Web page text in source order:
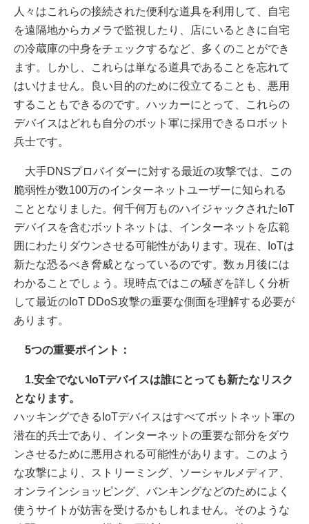
人々はこれらの接続された便利な道具を利用して、自宅
を遠隔地からカメラで監視したり、店にいるときに自宅
の冷蔵庫の中身をチェックするなど、多くのことができ
ます。しかし、これらは単なる道具であることを忘れて
はいけません。良い目的のために役立てることも、悪用
することもできるのです。ハッカーにとって、これらの
デバイスはどれも自分のボット軍に採用できるロボット
兵士です。
大手DNSプロバイダーに対する最近の攻撃では、この
脆弱性が数100万のインターネットユーザーに知られる
こととなりました。何千何万ものハイジャックされたIoT
デバイスを含むボットネットは、インターネットを広範
囲にわたりダウンさせる可能性があります。現在、IoTは
新たな恐るべき脅威となっているのです。数ヵ月後には
わかることでしょう。現時点ではこの騒ぎを詳しく分析
して最近のIoT DDoS攻撃の重要な側面を理解する必要が
あります。
5つの重要ポイント：
1.安全でないIoTデバイスは誰にとっても新たなリスク
となります。
ハッキングできるIoTデバイスはすべてボットネット軍の
潜在的兵士であり、インターネットの重要な部分をダウ
ンさせるために悪用される可能性があります。このよう
な攻撃により、ストリーミング、ソーシャルメディア、
オンラインショッピング、バンキングなどのためによく
使うサイトが妨害を受けるかもしれません。そのような